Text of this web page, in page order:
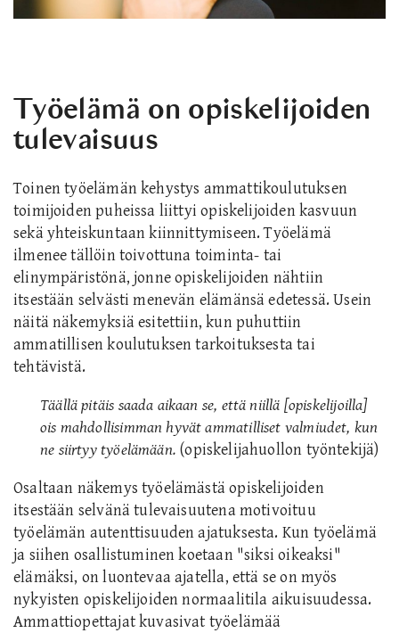
Työelämä on opiskelijoiden
tulevaisuus
Toinen työelämän kehystys ammattikoulutuksen
toimijoiden puheissa liittyi opiskelijoiden kasvuun
sekä yhteiskuntaan kiinnittymiseen. Työelämä
ilmenee tällöin toivottuna toiminta- tai
elinympäristönä, jonne opiskelijoiden nähtiin
itsestään selvästi menevän elämänsä edetessä. Usein
näitä näkemyksiä esitettiin, kun puhuttiin
ammatillisen koulutuksen tarkoituksesta tai
tehtävistä.
Täällä pitäis saada aikaan se, että niillä [opiskelijoilla]
ois mahdollisimman hyvät ammatilliset valmiudet, kun
ne siirtyy työelämään. (opiskelijahuollon työntekijä)
Osaltaan näkemys työelämästä opiskelijoiden
itsestään selvänä tulevaisuutena motivoituu
työelämän autenttisuuden ajatuksesta. Kun työelämä
ja siihen osallistuminen koetaan "siksi oikeaksi"
elämäksi, on luontevaa ajatella, että se on myös
nykyisten opiskelijoiden normaalitila aikuisuudessa.
Ammattiopettajat kuvasivat työelämää